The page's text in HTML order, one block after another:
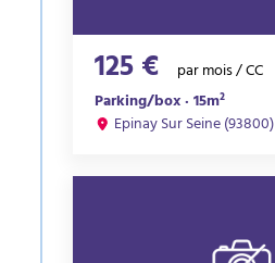
125 €
par mois / CC
Parking/box · 15m²
Epinay Sur Seine (93800)